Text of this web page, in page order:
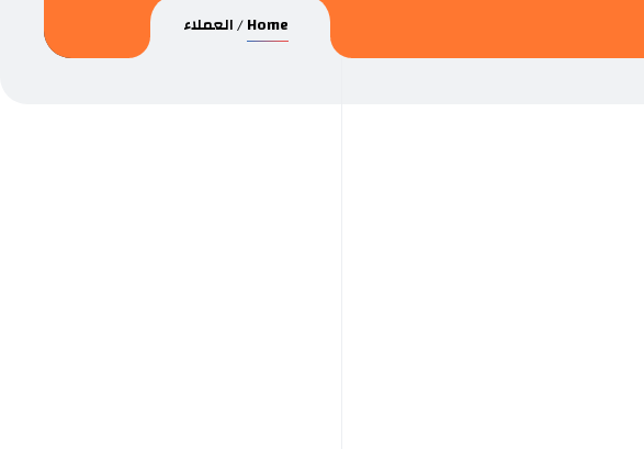
Home العملاء